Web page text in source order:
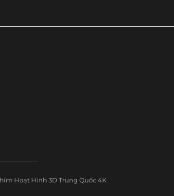
Hoạt Hình 3D Trung Quốc 4K